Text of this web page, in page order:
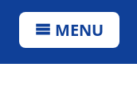
MENU